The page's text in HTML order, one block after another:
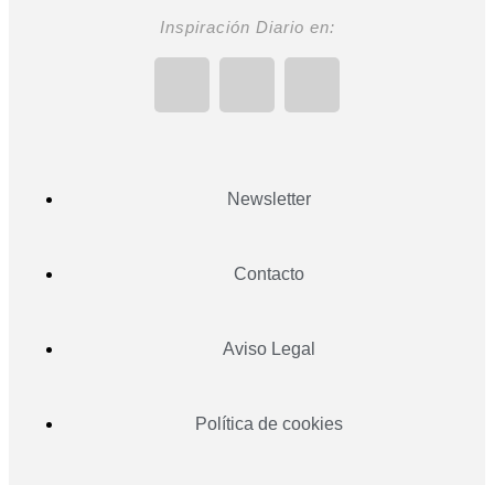
Inspiración Diario en:
Newsletter
Contacto
Aviso Legal
Política de cookies